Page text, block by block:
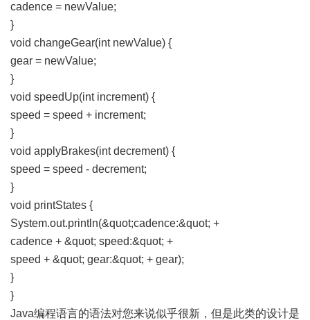
cadence = newValue;
}
void changeGear(int newValue) {
gear = newValue;
}
void speedUp(int increment) {
speed = speed + increment;
}
void applyBrakes(int decrement) {
speed = speed - decrement;
}
void printStates {
System.out.println(&quot;cadence:&quot; +
cadence + &quot; speed:&quot; +
speed + &quot; gear:&quot; + gear);
}
}
Java编程语言的语法对您来说似乎很新，但是此类的设计是